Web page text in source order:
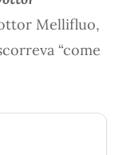
Mellifluo,
“come